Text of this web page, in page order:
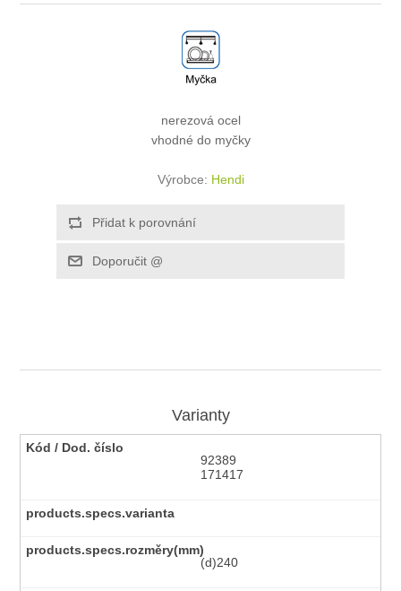
nerezová ocel
vhodné do myčky
Výrobce: Hendi
Varianty
92389
171417
(d)240